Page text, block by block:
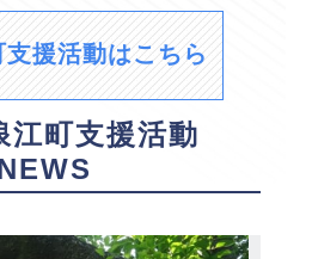
援活動はこちら
江町支援活動